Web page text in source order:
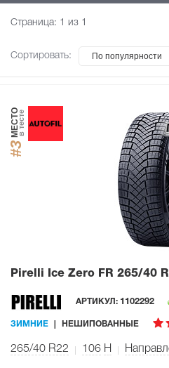
Страница: 1 из 1
Сортировать: По популярности
#3
МЕСТОв тесте
Pirelli Ice Zero FR 265/40
АРТИКУЛ: 1102292
ЗИМНИЕ НЕШИПОВАННЫЕ
265/40 R22 106 H